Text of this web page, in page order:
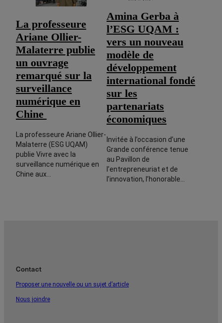
La professeure
Ariane Ollier-
Malaterre publie
un ouvrage
remarqué sur la
surveillance
numérique en
Chine
La professeure Ariane Ollier-
Malaterre (ESG UQAM)
publie Vivre avec la
surveillance numérique en
Chine aux…
Amina Gerba à
l’ESG UQAM :
vers un nouveau
modèle de
développement
international fondé
sur les
partenariats
économiques
Invitée à l’occasion d’une
Grande conférence tenue
au Pavillon de
l’entrepreneuriat et de
l’innovation, l’honorable…
Contact
Proposer une nouvelle ou un sujet d’article
Nous joindre